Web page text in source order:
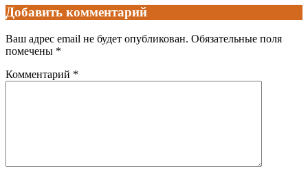
Добавить комментарий
Ваш адрес email не будет опубликован. Обязательные поля
помечены *
Комментарий *